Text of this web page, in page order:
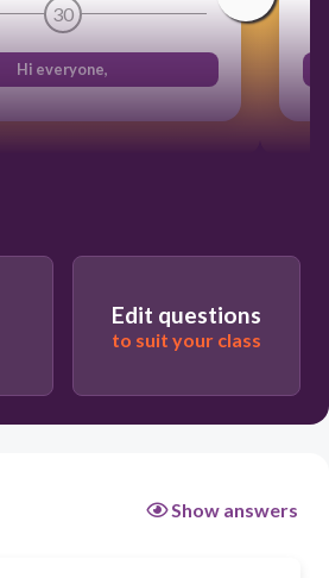
30
Hi everyone,
Edit questions
to suit your class
Show answers